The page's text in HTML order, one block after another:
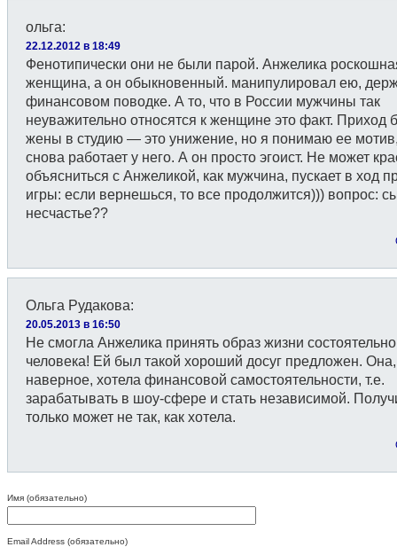
ольга:
22.12.2012 в 18:49
Фенотипически они не были парой. Анжелика
женщина, а он обыкновенный. манипулировал ею,
финансовом поводке. А то, что в России мужчины так
неуважительно относятся к женщине это факт. Приход
жены в студию — это унижение, но я понимаю ее
снова работает у него. А он просто эгоист. Не может
объясниться с Анжеликой, как мужчина, пускает в ход
игры: если вернешься, то все продолжится))) вопрос:
несчастье??
Ольга Рудакова:
20.05.2013 в 16:50
Не смогла Анжелика принять образ жизни
человека! Ей был такой хороший досуг предложен. Она,
наверное, хотела финансовой самостоятельности, т.е.
зарабатывать в шоу-сфере и стать независимой.
только может не так, как хотела.
Имя (обязательно)
Email Address (обязательно)